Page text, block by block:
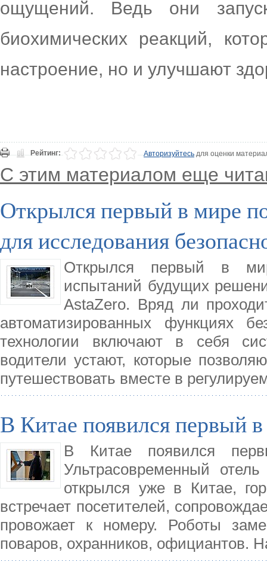
ощущений. Ведь они
биохимических реакций,
настроение, но и улучшают
Рейтинг: Авторизуйтесьдля оценки
С этим материалом еще
Открылся первый в мире
для исследования
Открылся первый в
испытаний будущих
AstaZero. Вряд ли
автоматизированных функциях
технологии включают в себя
водители устают, которые
путешествовать вместе в
В Китае появился первый
В Китае появился
Ультрасовременный
открылся уже в Китае,
встречает посетителей,
провожает к номеру. Роботы
поваров, охранников, официантов.